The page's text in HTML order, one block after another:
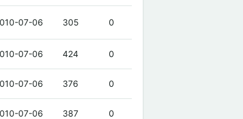
07-06 305 0
07-06 424 0
07-06 376 0
07-06 387 0